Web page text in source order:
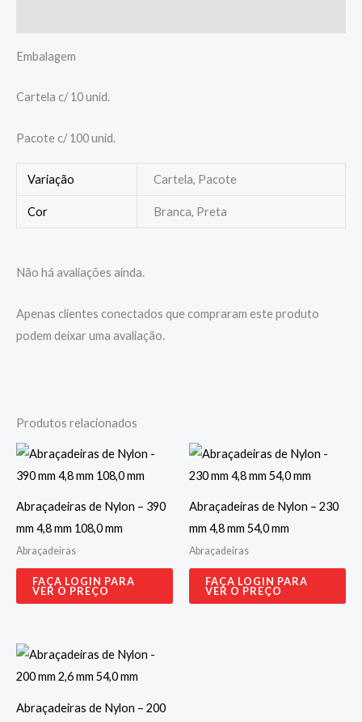
Embalagem
Cartela c/ 10 unid.
Pacote c/ 100 unid.
Variação Cartela, Pacote
Cor Branca, Preta
Não há avaliações ainda.
Apenas clientes conectados que compraram este produto
podem deixar uma avaliação.
Produtos relacionados
Abraçadeiras de Nylon – 390
mm 4,8 mm 108,0 mm
Abraçadeiras
FAÇA LOGIN PARA
VER O PREÇO
Abraçadeiras de Nylon – 230
mm 4,8 mm 54,0 mm
Abraçadeiras
FAÇA LOGIN PARA
VER O PREÇO
Abraçadeiras de Nylon – 200